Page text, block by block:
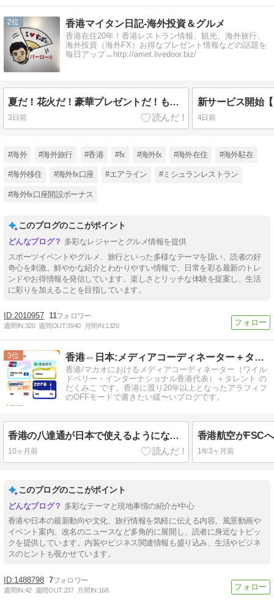
2 香港マイタン日記-海外投資＆グルメ
香港在住20年！香港レストラン情報、観光、海外旅行、
海外投資（海外FX）お得なプレゼント情報などの話題を
毎日アップ→http://amet.livedoor.biz/
夏だ！花火だ！豪華プレゼントだ！もれなくもらえます～
3日前 4日前
#海外 #海外旅行 #香港 #fx #海外fx #海外在住 #海外駐在
#海外移住 #海外fx口座 #エアライン #ミシュランレストラン
#海外fx口座開設ボーナス
このブログのここがポイント
多彩なレジャーとグルメ情報を提供
スポーツイベントやグルメ、旅行といった多様なテーマを扱い、読者の好
奇心を刺激。鮮やかな紹介とわかりやすい情報で、日常を彩る最新のトレ
ンドやお得情報を発信しています。楽しさとリッチな体験を提案し、生活
に彩りを加えることを目指しています。
2010957 11
週間IN:320 週間OUT:3940 月間IN:1320
3 香港⇔日本:メディアコーディネーター＋タレント
香港/マカオにおけるメディアコーディネーター（ワイル
ドベリー・インターナショナル香港代表）＋タレント の
だくみこ です。香港に渡り20年以上となったアラフィフ
のOFFモードで書きたい緩〜いブログです。
香港の八達通が日本で使えるようになったらしい
10ヶ月前
香港航空がFSC
1年3ヶ月前
このブログのここがポイント
多彩なテーマと現地事情の紹介が中心
香港や日本の最新動向や文化、旅行情報を気軽に伝える内容。風景動画や
イベント案内、改名のニュースなど多角的に展開し、読者に身近なトピッ
クを提供しています。内装やビジネス関連情報も盛り込み、生活やビジネ
スのヒントも覗かせています。
1488798 7
週間IN:42 週間OUT:237 月間IN:168